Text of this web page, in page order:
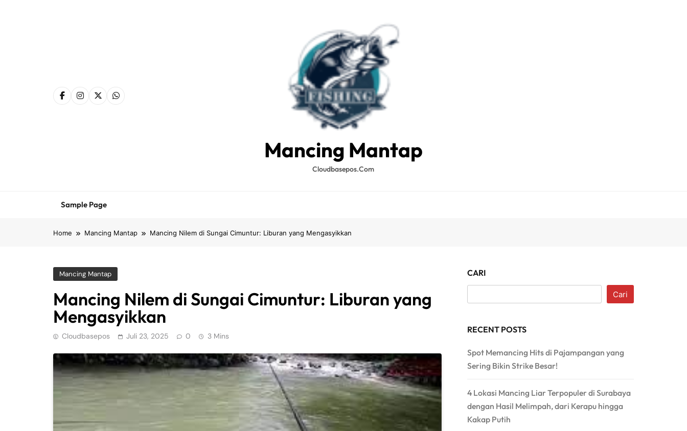
Mancing Mantap
Cloudbasepos.com
Sample Page
Home Mancing Mantap Mancing Nilem di Sungai Cimuntur: Liburan yang Mengasyikkan
Mancing Mantap
Mancing Nilem di Sungai Cimuntur: Liburan yang
Mengasyikkan
Cloudbasepos Juli 23, 2025 0 3 Mins
CARI
Cari
RECENT POSTS
Spot Memancing Hits di Pajampangan yang
Sering Bikin Strike Besar!
4 Lokasi Mancing Liar Terpopuler di Surabaya
dengan Hasil Melimpah, dari Kerapu hingga
Kakap Putih